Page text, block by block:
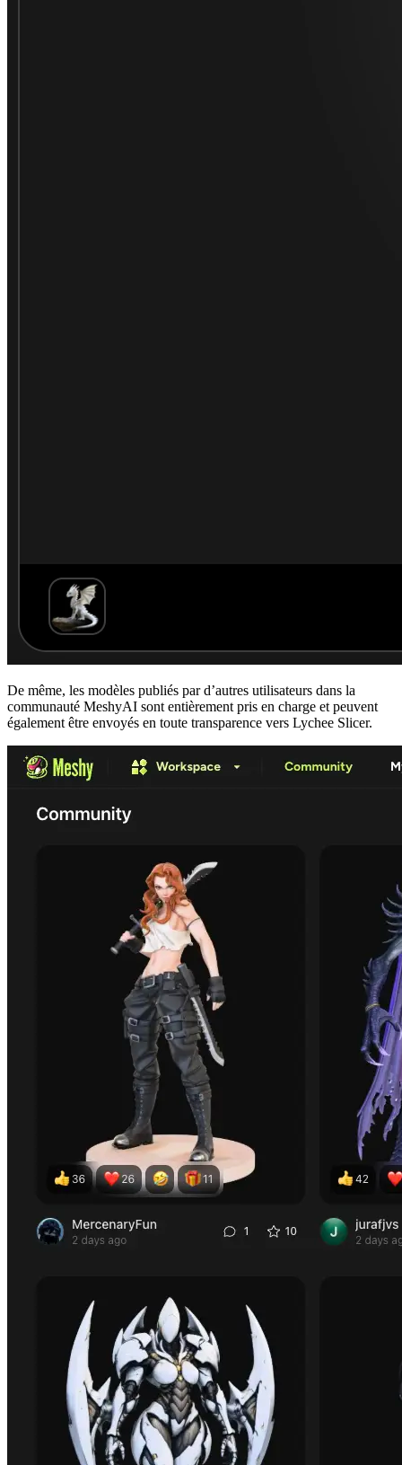
De même, les modèles publiés par d’autres utilisateurs dans la
communauté MeshyAI sont entièrement pris en charge et peuvent
également être envoyés en toute transparence vers Lychee Slicer.